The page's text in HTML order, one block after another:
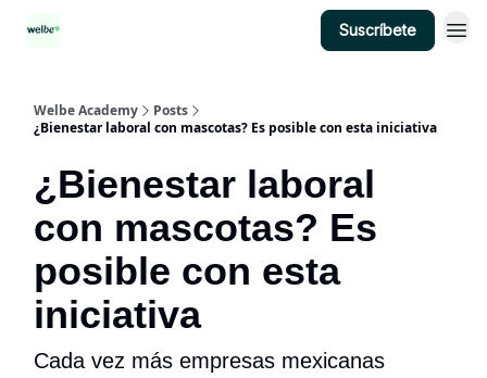
Suscríbete
Welbe Academy
Posts
¿Bienestar laboral con mascotas? Es posible con esta iniciativa
¿Bienestar laboral
con mascotas? Es
posible con esta
iniciativa
Cada vez más empresas mexicanas